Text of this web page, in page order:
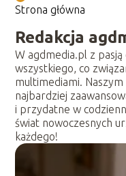
Strona główna
Redakcja
W agdmedia.pl z
wszystkiego, co
multimediami.
najbardziej
i przydatne w
świat nowoczesnych
każdego!